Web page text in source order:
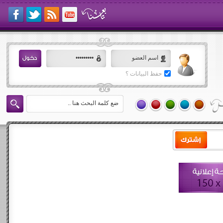
حفظ البيانات ؟